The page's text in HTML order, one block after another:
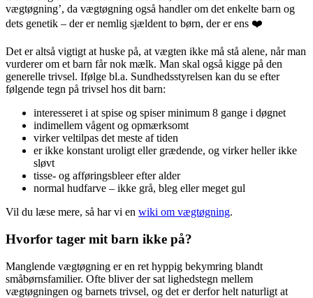
vægtøgning’, da vægtøgning også handler om det enkelte barn og
dets genetik – der er nemlig sjældent to børn, der er ens ❤️
Det er altså vigtigt at huske på, at vægten ikke må stå alene, når man
vurderer om et barn får nok mælk. Man skal også kigge på den
generelle trivsel. Ifølge bl.a. Sundhedsstyrelsen kan du se efter
følgende tegn på trivsel hos dit barn:
interesseret i at spise og spiser minimum 8 gange i døgnet
indimellem vågent og opmærksomt
virker veltilpas det meste af tiden
er ikke konstant uroligt eller grædende, og virker heller ikke
sløvt
tisse- og afføringsbleer efter alder
normal hudfarve – ikke grå, bleg eller meget gul
Vil du læse mere, så har vi en wiki om vægtøgning.
Hvorfor tager mit barn ikke på?
Manglende vægtøgning er en ret hyppig bekymring blandt
småbørnsfamilier. Ofte bliver der sat lighedstegn mellem
vægtøgningen og barnets trivsel, og det er derfor helt naturligt at